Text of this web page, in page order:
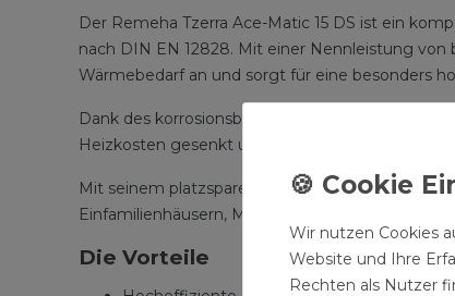
Der Remeha Tzerra Ace-Matic 15 DS ist ein
nach DIN EN 12828. Mit einer Nennleistung von
Wärmebedarf an und sorgt für eine besonders
Dank des korrosionsbeständigen Edelstahl-
Heizkosten gesenkt und Emissionen reduziert
Mit seinem platzsparenden Design und der
Einfamilienhäusern, Mehrfamilienhäusern und
Die Vorteile
Wir nutzen Cookies
Website und Ihre
Rechten als Nutzer